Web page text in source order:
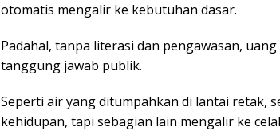
otomatis mengalir ke kebutuhan dasar.
Padahal, tanpa literasi dan pengawasan,
tanggung jawab publik.
Seperti air yang ditumpahkan di lantai retak,
kehidupan, tapi sebagian lain mengalir ke